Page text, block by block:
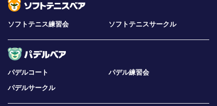
ソフトテニス練習会 ソフトテニスサークル
パデルコート
パデル練習会
パデルサークル